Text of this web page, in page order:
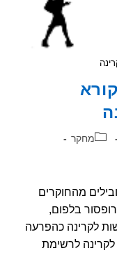
מהחוקרים
כהפרעה
לרשימת